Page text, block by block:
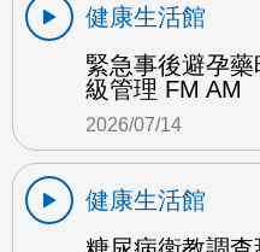
健康生活館
緊急事後避孕
級管理 FM AM
2026/07/14
健康生活館